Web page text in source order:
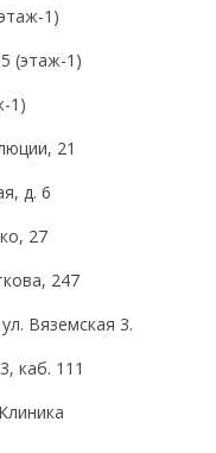
Мочу
суток
мочится в
течение суток
в ночное время у
не
общую емкость
6-8 часов утра,
1)
(этаж-1)
1)
21
д. 6
27
247
Вяземская 3.
каб. 111